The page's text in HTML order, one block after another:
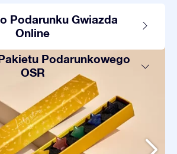
Podarunku Gwiazda
Online
Podarunkowego
OSR